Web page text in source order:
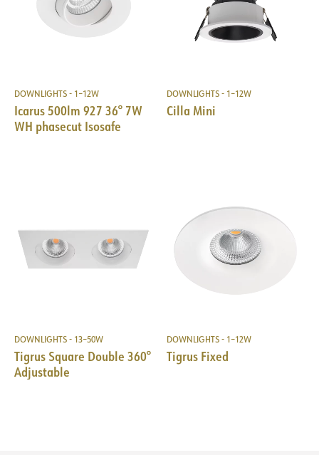
DOWNLIGHTS - 1–12W
Icarus 500lm 927 36° 7W
WH phasecut Isosafe
DOWNLIGHTS - 1–12W
Cilla Mini
DOWNLIGHTS - 13–50W
Tigrus Square Double 360°
Adjustable
DOWNLIGHTS - 1–12W
Tigrus Fixed